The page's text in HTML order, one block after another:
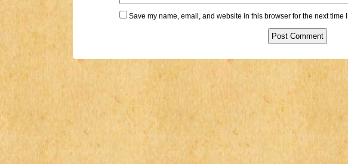
Save my name, email, and website in this browser for the next time